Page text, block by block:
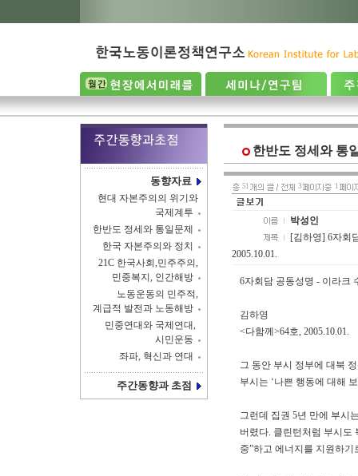
동향자료
현대 자본주의의 위기와
국제계투
한반도 정세와 통일문제
한국 자본주의와 정치
21C 한국사회,민주주의,
민중복지, 인간해방
노동운동의 민주적,
계급적 발전과 노동해방
민중연대와 국제연대,
시민운동
좌파, 혁신과 연대
주간동향과 초점
한반도 정세와 통
51 3 1
박성인
[김하영] 6자회
2005.10.01.
6자회담 공동성명 - 이라크
김하영
<다함께>64호, 2005.10.01.
그 동안 부시 정부에 대북
부시는 ‘나쁜 행동에 대해
그런데 집권 5년 만에 부시
버렸다. 클린턴처럼 부시도
중”하고 에너지를 지원하기